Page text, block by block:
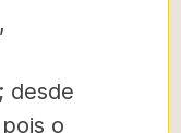
desde
o